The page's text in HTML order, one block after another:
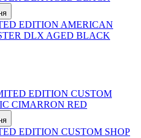
EDITION AMERICAN
DLX AGED BLACK
EDITION CUSTOM SHOP